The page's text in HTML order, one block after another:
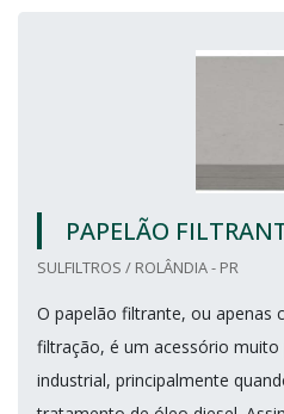
PAPELÃO
SULFILTROS / ROLÂNDIA - PR
O papelão filtrante, ou apenas
filtração, é um acessório
industrial, principalmente